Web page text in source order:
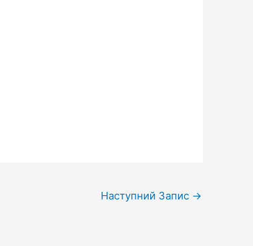
Наступний Запис →